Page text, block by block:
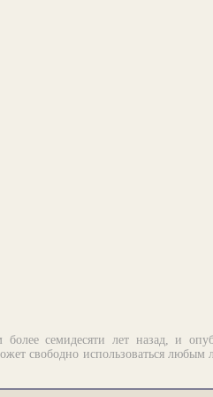
семидесяти лет назад, и
свободно использоваться любым